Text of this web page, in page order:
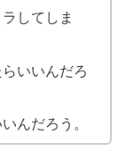
してしま
いいんだろ
んだろう。